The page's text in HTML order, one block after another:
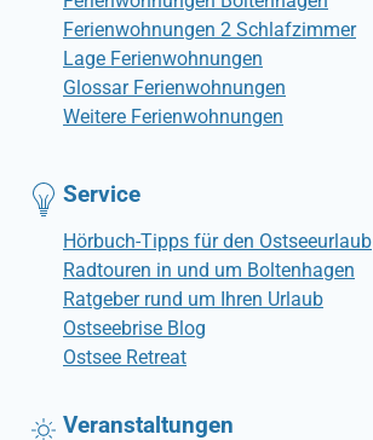
Ferienwohnungen 2 Schlafzimmer
Lage Ferienwohnungen
Glossar Ferienwohnungen
Weitere Ferienwohnungen
Service
Hörbuch-Tipps für den Ostseeurlaub
Radtouren in und um Boltenhagen
Ratgeber rund um Ihren Urlaub
Ostseebrise Blog
Ostsee Retreat
Veranstaltungen